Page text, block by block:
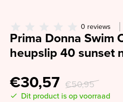
0 reviews
Prima Donna Swim
heupslip 40 sunset
€30,57 €50,95
Dit product is op voorraad